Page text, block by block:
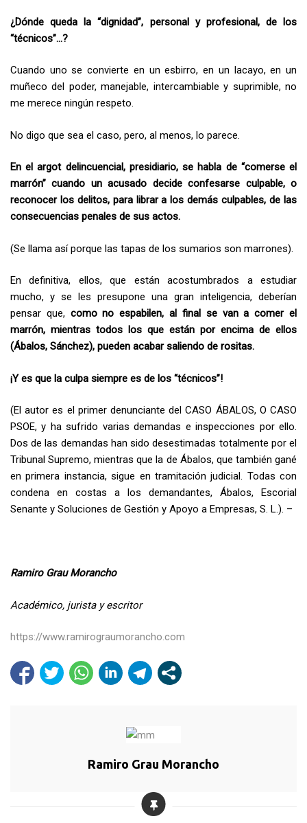
¿Dónde queda la “dignidad”, personal y profesional, de los
“técnicos”…?
Cuando uno se convierte en un esbirro, en un lacayo, en un
muñeco del poder, manejable, intercambiable y suprimible, no
me merece ningún respeto.
No digo que sea el caso, pero, al menos, lo parece.
En el argot delincuencial, presidiario, se habla de “comerse el
marrón” cuando un acusado decide confesarse culpable, o
reconocer los delitos, para librar a los demás culpables, de las
consecuencias penales de sus actos.
(Se llama así porque las tapas de los sumarios son marrones).
En definitiva, ellos, que están acostumbrados a estudiar
mucho, y se les presupone una gran inteligencia, deberían
pensar que, como no espabilen, al final se van a comer el
marrón, mientras todos los que están por encima de ellos
(Ábalos, Sánchez), pueden acabar saliendo de rositas.
¡Y es que la culpa siempre es de los “técnicos”!
(El autor es el primer denunciante del CASO ÁBALOS, O CASO
PSOE, y ha sufrido varias demandas e inspecciones por ello.
Dos de las demandas han sido desestimadas totalmente por el
Tribunal Supremo, mientras que la de Ábalos, que también gané
en primera instancia, sigue en tramitación judicial. Todas con
condena en costas a los demandantes, Ábalos, Escorial
Senante y Soluciones de Gestión y Apoyo a Empresas, S. L.). –
Ramiro Grau Morancho
Académico, jurista y escritor
https://www.ramirograumorancho.com
Ramiro Grau Morancho